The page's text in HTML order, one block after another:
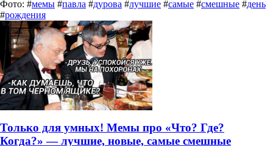
Фото: #мемы #павла #дурова #лучшие #самые #смешные #день
#рождения
Только для умных! Мемы про «Что? Где?
Когда?» — лучшие, новые, самые смешные